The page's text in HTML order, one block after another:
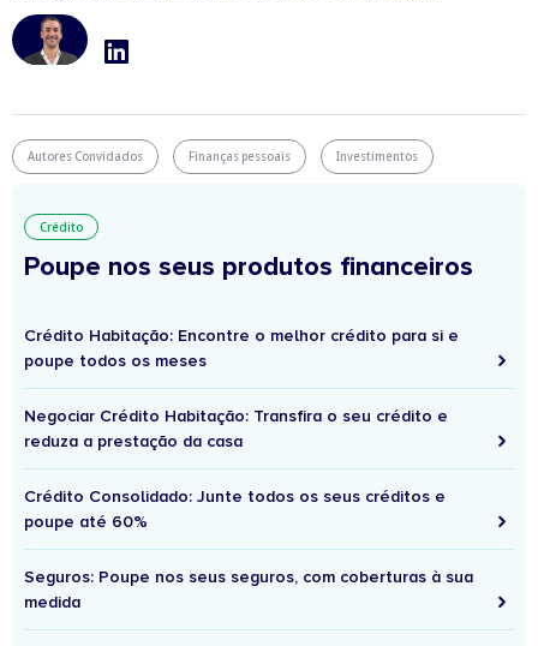
Autores Convidados Finanças pessoais Investimentos
Crédito
Poupe nos seus produtos financeiros
Crédito Habitação: Encontre o melhor crédito para si e
poupe todos os meses
Negociar Crédito Habitação: Transfira o seu crédito e
reduza a prestação da casa
Crédito Consolidado: Junte todos os seus créditos e
poupe até 60%
Seguros: Poupe nos seus seguros, com coberturas à sua
medida